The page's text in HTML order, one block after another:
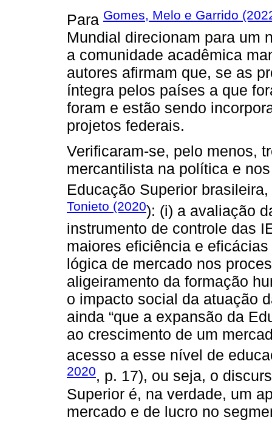
Para Gomes, Melo e Garrido
Mundial direcionam para um
a comunidade acadêmica
autores afirmam que, se as
íntegra pelos países a que
foram e estão sendo
projetos federais.
Verificaram-se, pelo menos,
mercantilista na política e
Educação Superior
Tonieto (2020): (i) a avaliação
instrumento de controle das
maiores eficiência e
lógica de mercado nos
aligeiramento da formação
o impacto social da atuação
ainda “que a expansão da
ao crescimento de um
acesso a esse nível de
2020, p. 17), ou seja, o
Superior é, na verdade, um
mercado e de lucro no